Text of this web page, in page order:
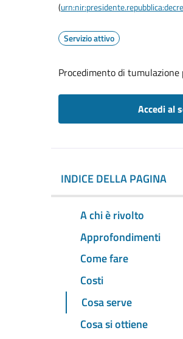
(
Servizio attivo
Procedimento di
Accedi al
INDICE DELLA PAGINA
A chi è rivolto
Approfondimenti
Come fare
Costi
Cosa serve
Cosa si ottiene